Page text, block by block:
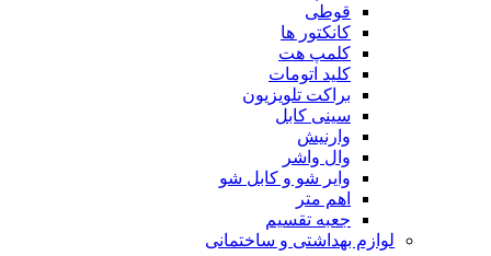
قوطی
کانکتور ها
کلمپ هت
کلید اتومات
براکت تلویزیون
سینی کابل
وارنیش
وال واشر
وایر شو و کابل شو
اهم متر
جعبه تقسیم
لوازم بهداشتی و ساختمانی